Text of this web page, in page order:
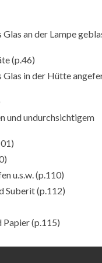
an der Lampe
(p.46)
Glas in der Hütte
und undurchsichtigem
u.s.w. (p.110)
Suberit(p.112)
Papier(p.115)